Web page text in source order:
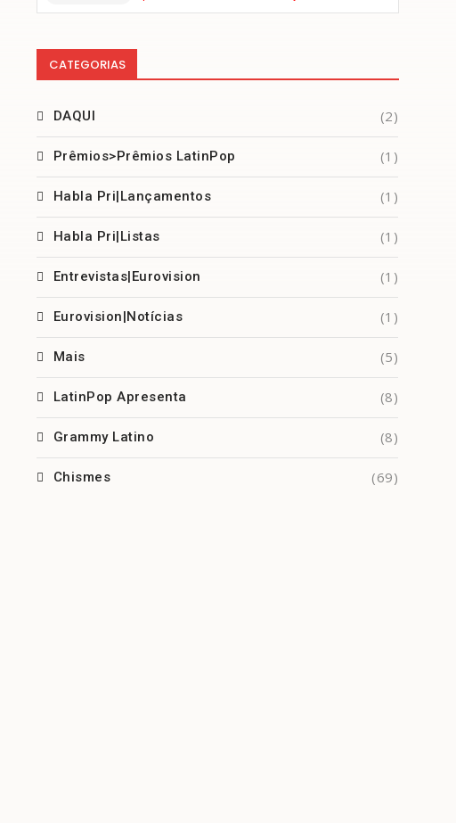
CATEGORIAS
DAQUI (2)
Prêmios>Prêmios LatinPop (1)
Habla Pri|Lançamentos (1)
Habla Pri|Listas (1)
Entrevistas|Eurovision (1)
Eurovision|Notícias (1)
Mais (5)
LatinPop Apresenta (8)
Grammy Latino (8)
Chismes (69)